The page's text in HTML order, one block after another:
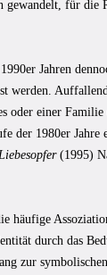
für die
Jahren
werden.
oder einer Familie
der 1980er Jahre
(1995)
häufige
durch das
zur